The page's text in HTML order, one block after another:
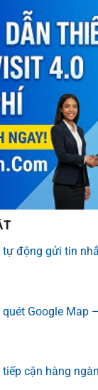
tự động gửi tin
quét Google Map
tiếp cận hàng